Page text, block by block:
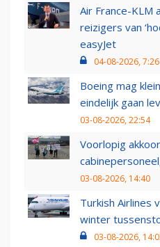
Air France-KLM
reizigers van
easyJet
04-08-2026, 7:26
Boeing mag
eindelijk gaan
03-08-2026, 22:54
Voorlopig
03-08-2026, 14:40
Turkish Airlines
winter
03-08-2026,